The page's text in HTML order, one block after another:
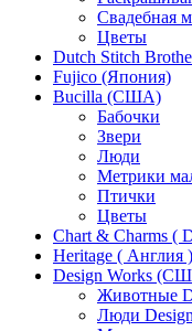
Свадебная
Цветы
Dutch Stitch
Fujico (Япония)
Bucilla (США)
Бабочки
Звери
Люди
Метрики
Птички
Цветы
Chart & Charms (
Heritage ( Англия )
Design Works
Животные
Люди